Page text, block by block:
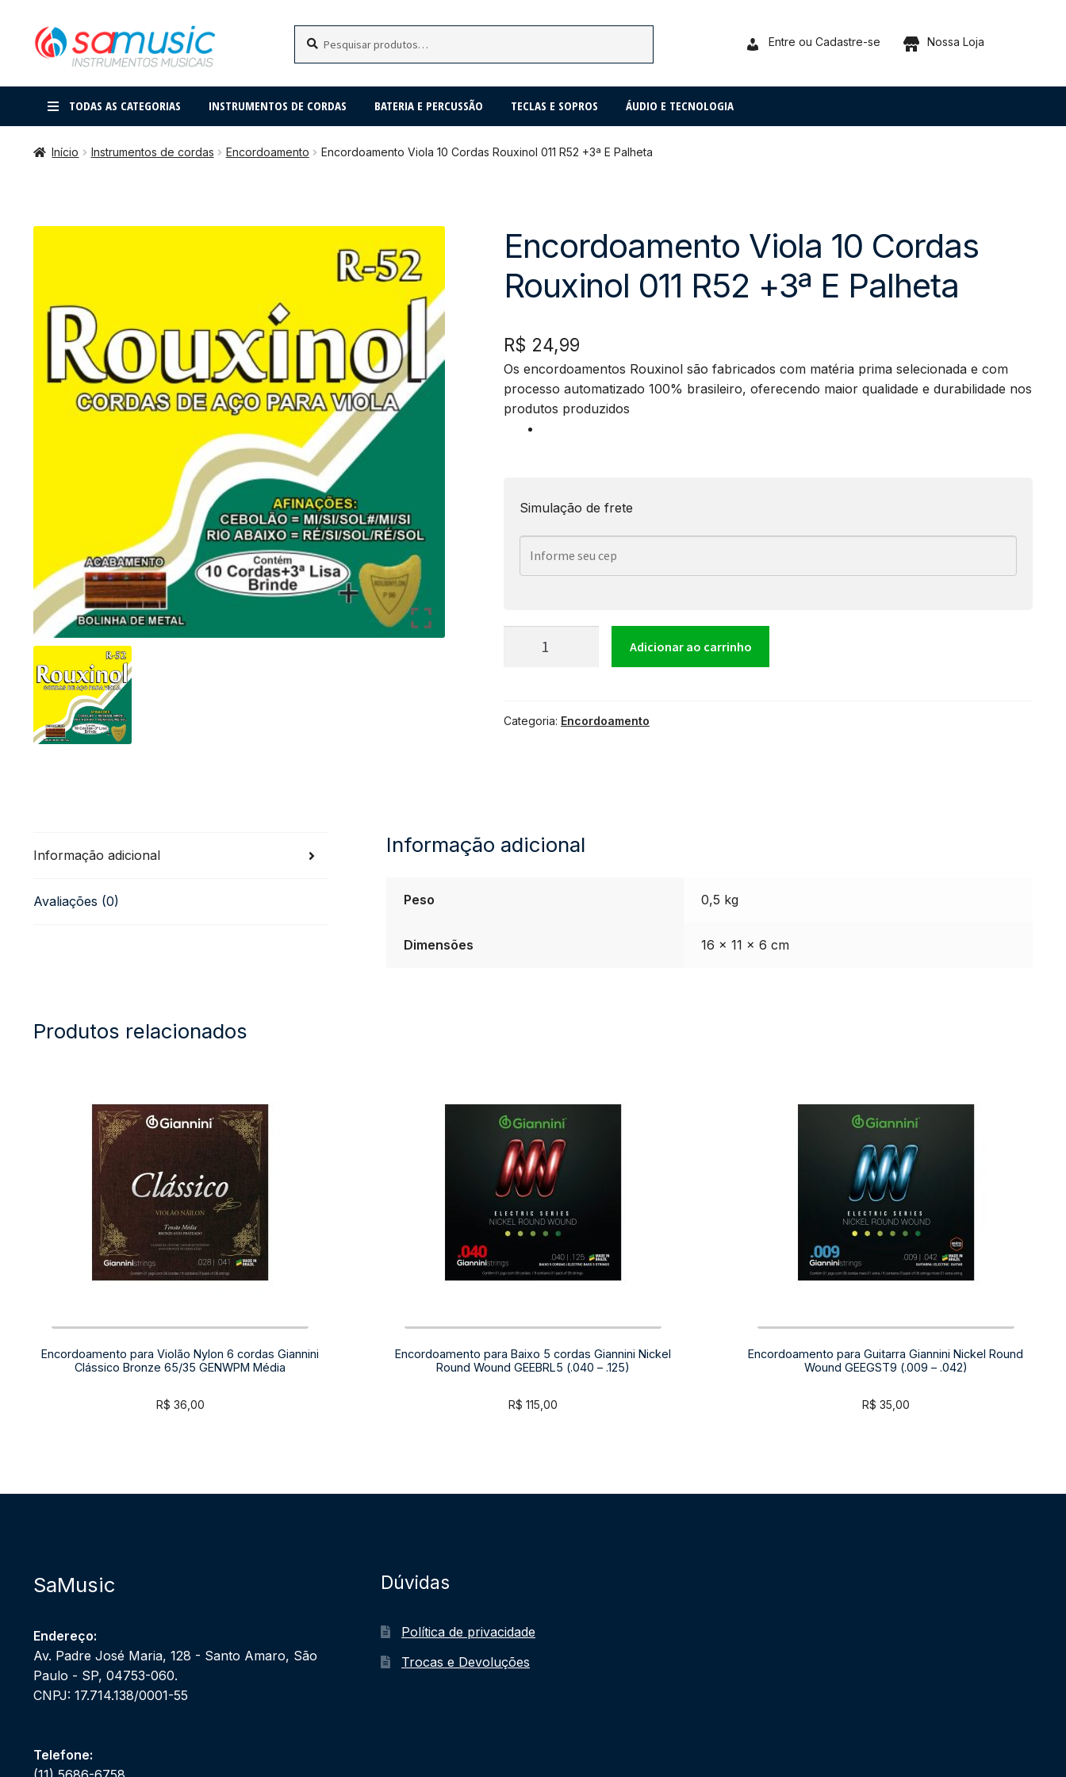
Pular
para
Pular
para
por:
Entre ou Cadastre-se Nossa Loja
TODAS AS CATEGORIAS INSTRUMENTOS DE CORDAS BATERIA E PERCUSSÃO TECLAS E SOPROS ÁUDIO E TECNOLOGIA
Início Instrumentos de cordas Encordoamento Encordoamento Viola 10 Cordas Rouxinol 011 R52 +3ª E Palheta
Encordoamento Viola 10 Cordas
Rouxinol 011 R52 +3ª E Palheta
R$ 24,99
Os encordoamentos Rouxinol são fabricados com matéria prima selecionada e com
processo automatizado 100% brasileiro, oferecendo maior qualidade e durabilidade nos
produtos produzidos
Simulação de frete
Encordoamento
10
011
Adicionar ao carrinho
Categoria: Encordoamento
Informação adicional
Avaliações (0)
Informação adicional
Peso 0,5 kg
Dimensões 16 × 11 × 6 cm
Produtos relacionados
Encordoamento para Violão Nylon 6 cordas Giannini
Clássico Bronze 65/35 GENWPM Média
R$ 36,00
Encordoamento para Baixo 5 cordas Giannini Nickel
Round Wound GEEBRL5 (.040 – .125)
R$ 115,00
Encordoamento para Guitarra Giannini Nickel Round
Wound GEEGST9 (.009 – .042)
R$ 35,00
SaMusic
Endereço:
Av. Padre José Maria, 128 - Santo Amaro, São
Paulo - SP, 04753-060.
CNPJ: 17.714.138/0001-55
Telefone:
Dúvidas
Política de privacidade
Trocas e Devoluções